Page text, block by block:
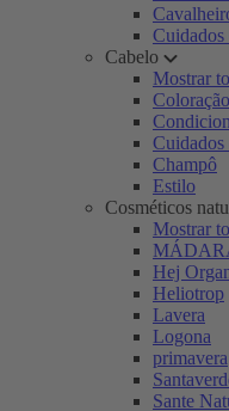
Cuidados
Cabelo
Mostrar
Coloração
Cuidados
Champô
Estilo
Cosméticos
Mostrar
Hej
Heliotrop
Lavera
Logona
primavera
Sante